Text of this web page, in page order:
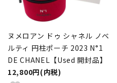
ヌメロアン ドゥ シャネル ノベ
ルティ 円柱ポーチ 2023 N°1
DE CHANEL【Used 開封品】
12,800円(内税)